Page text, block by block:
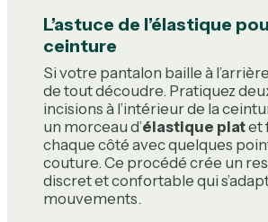
L’astuce de l’élastique
ceinture
Si votre pantalon baille à
de tout découdre. Pratiquez
incisions à l’intérieur de la
un morceau d’élastique platet
chaque côté avec quelques
couture. Ce procédé crée un
discret et confortable qui
mouvements.